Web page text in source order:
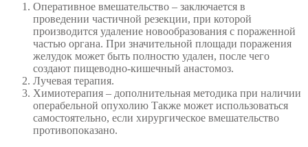
Оперативное вмешательство – заключается в
проведении частичной резекции, при которой
производится удаление новообразования с пораженной
частью органа. При значительной площади поражения
желудок может быть полностю удален, после чего
создают пищеводно-кишечный анастомоз.
Лучевая терапия.
Химиотерапия – дополнительная методика при наличии
операбельной опухолию Также может использоваться
самостоятельно, если хирургическое вмешательство
противопоказано.